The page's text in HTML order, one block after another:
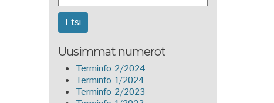
Uusimmat numerot
Terminfo 2/2024
Terminfo 1/2024
Terminfo 2/2023